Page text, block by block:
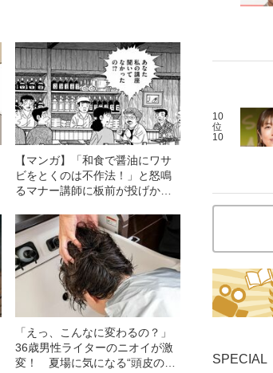
【マンガ】「和食で醤油にワサ
ビをとくのは不作法！」と怒鳴
るマナー講師に板前が投げかけ
「えっ、こんなに変わるの？」
36歳男性ライターのニオイが激
変！ 夏場に気になる“頭皮のニ
10
位
10
SPECIAL